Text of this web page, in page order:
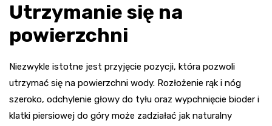
Utrzymanie się na
powierzchni
Niezwykle istotne jest przyjęcie pozycji, która pozwoli
utrzymać się na powierzchni wody. Rozłożenie rąk i nóg
szeroko, odchylenie głowy do tyłu oraz wypchnięcie bioder i
klatki piersiowej do góry może zadziałać jak naturalny